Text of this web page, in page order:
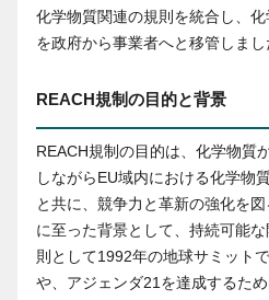
化学物質関連の規則を統合し、
を政府から事業者へと移管しまし
REACH規制の目的と背景
REACH規制の目的は、化学物質
しながらEU域内における化学物
と共に、競争力と革新の強化を
に至った背景として、持続可能
則として1992年の地球サミット
や、アジェンダ21を達成するた